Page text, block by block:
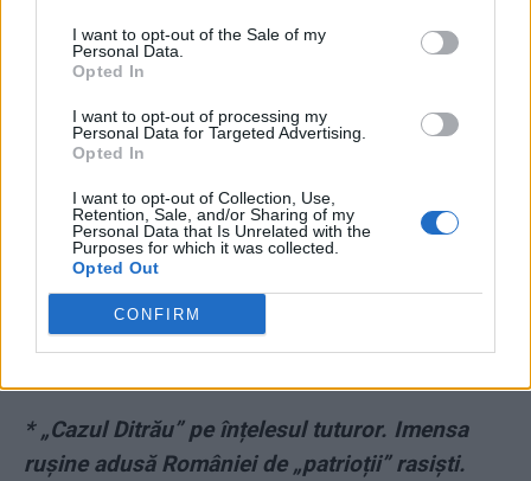
I want to opt-out of the Sale of my
Personal Data.
Opted In
I want to opt-out of processing my
Personal Data for Targeted Advertising.
Opted In
I want to opt-out of Collection, Use,
Retention, Sale, and/or Sharing of my
Personal Data that Is Unrelated with the
Purposes for which it was collected.
Opted Out
CONFIRM
* Descoperirea despre marele scriitor Gabriel
García Márquez, laureat Nobel, devenit
scenarist de film în „Castelul lui Dracula”
* De ce se goleşte România. „Acasă suntem
străini în propria noastră ţară”. Aviz şi „orbilor”
din cazul Ditrău-Sri Lanka!
* SONDAJ. Liberalii, de neoprit: PNL se apropie
de 50%! Ascensiune şi pentru USR-PLUS.
* „Cazul Ditrău” pe înțelesul tuturor. Imensa
rușine adusă României de „patrioții” rasiști.